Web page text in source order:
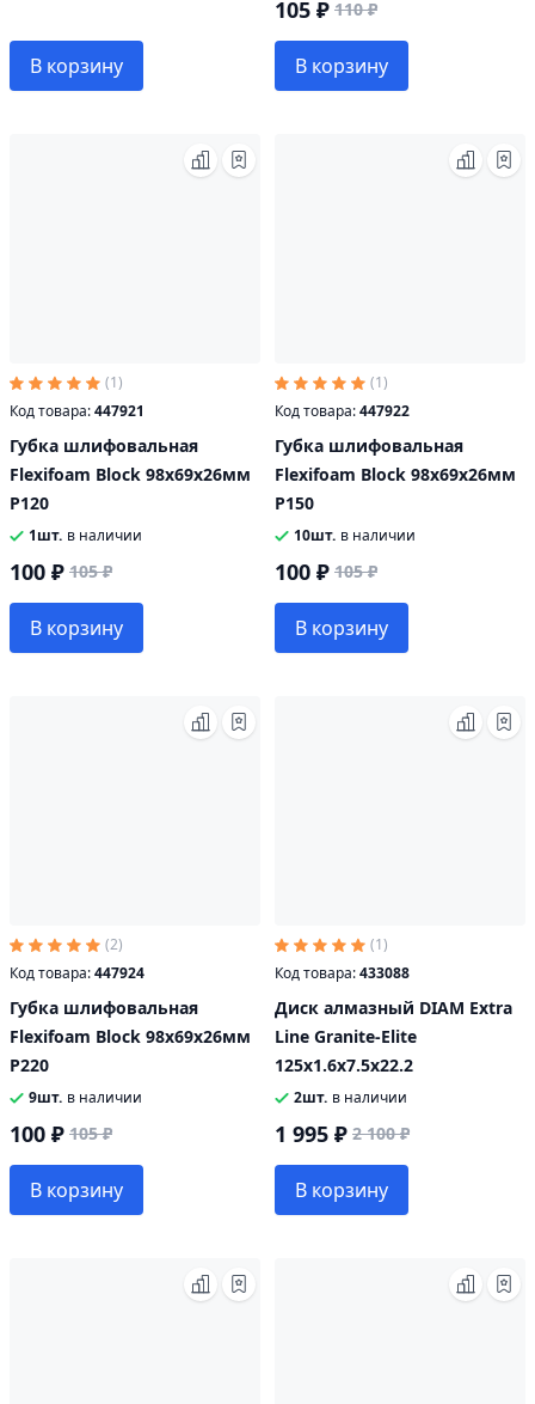
В корзину
105 ₽ 110 ₽
В корзину
(1)
Код товара:447921
Губка шлифовальная
Flexifoam Block 98х69х26мм
P120
1шт. в наличии
100 ₽ 105 ₽
В корзину
(1)
Код товара:447922
Губка шлифовальная
Flexifoam Block 98х69х26мм
P150
10шт. в наличии
100 ₽ 105 ₽
В корзину
(2)
Код товара:447924
Губка шлифовальная
Flexifoam Block 98х69х26мм
P220
9шт. в наличии
100 ₽ 105 ₽
В корзину
(1)
Код товара:433088
Диск алмазный DIAM Extra
Line Granite-Elite
125x1.6x7.5x22.2
2шт. в наличии
1 995 ₽ 2 100 ₽
В корзину